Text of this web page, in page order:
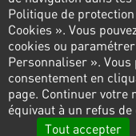
Suivez-
Pied
Politique de
Politique de
Cookies ». Vous
cookies ou
Personnaliser ».
consentement en
page. Continuer votre
équivaut à un refus
Tout accepter